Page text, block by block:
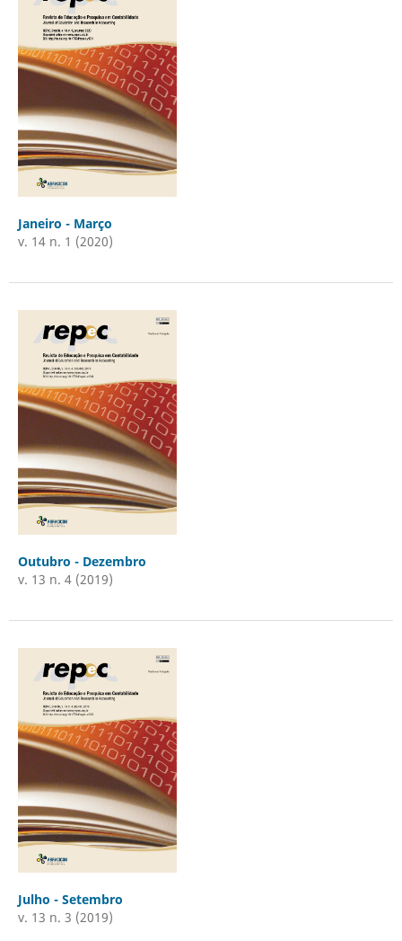
Janeiro - Março
v. 14 n. 1 (2020)
Outubro - Dezembro
v. 13 n. 4 (2019)
Julho - Setembro
v. 13 n. 3 (2019)